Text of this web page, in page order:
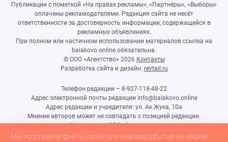
Публикации с пометкой «На правах рекламы», «Партнёры», «Выборы»
оплачены рекламодателями. Редакция сайта не несёт
ответственности за достоверность информации, содержащейся в
рекламных объявлениях.
При полном или частичном использовании материалов ссылка на
balakovo.online обязательна.
© ООО «Агентство» 2026 Контакты
Разработка сайта и дизайн: revtail.ru
Телефон редакции – 8-927-118-48-22
Адрес электронной почты редакции info@balakovo.online
Адрес редакции и учредителя: ул. Ак.Жука, 10а
Мнение авторов может не совпадать с позицией редакции.
Учредитель: ООО «Агентство»
Гл.редактор Ивлиева Н.Н.
Мы используем файлы cookie для анализа событий на нашем